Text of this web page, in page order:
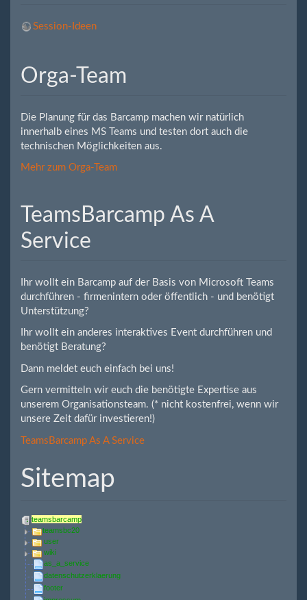
Session-Ideen
Orga-Team
Die Planung für das Barcamp machen wir natürlich
innerhalb eines MS Teams und testen dort auch die
technischen Möglichkeiten aus.
Mehr zum Orga-Team
​​​​​TeamsBarcamp As A
Service
Ihr wollt ein Barcamp auf der Basis von Microsoft Teams
durchführen - firmenintern oder öffentlich - und benötigt
Unterstützung?
Ihr wollt ein anderes interaktives Event durchführen und
benötigt Beratung?
Dann meldet euch einfach bei uns!
Gern vermitteln wir euch die benötigte Expertise aus
unserem Organisationsteam. (* nicht kostenfrei, wenn wir
unsere Zeit dafür investieren!)
TeamsBarcamp As A Service
Sitemap
teamsbarcamp
teamsbc20
user
wiki
as_a_service
datenschutzerklaerung
footer